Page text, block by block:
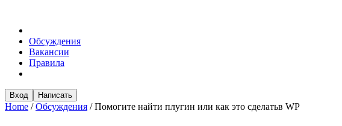
Обсуждения
Вакансии
Правила
Вход Написать
Home /Обсуждения /Помогите найти плугин или как это сделатьв WP